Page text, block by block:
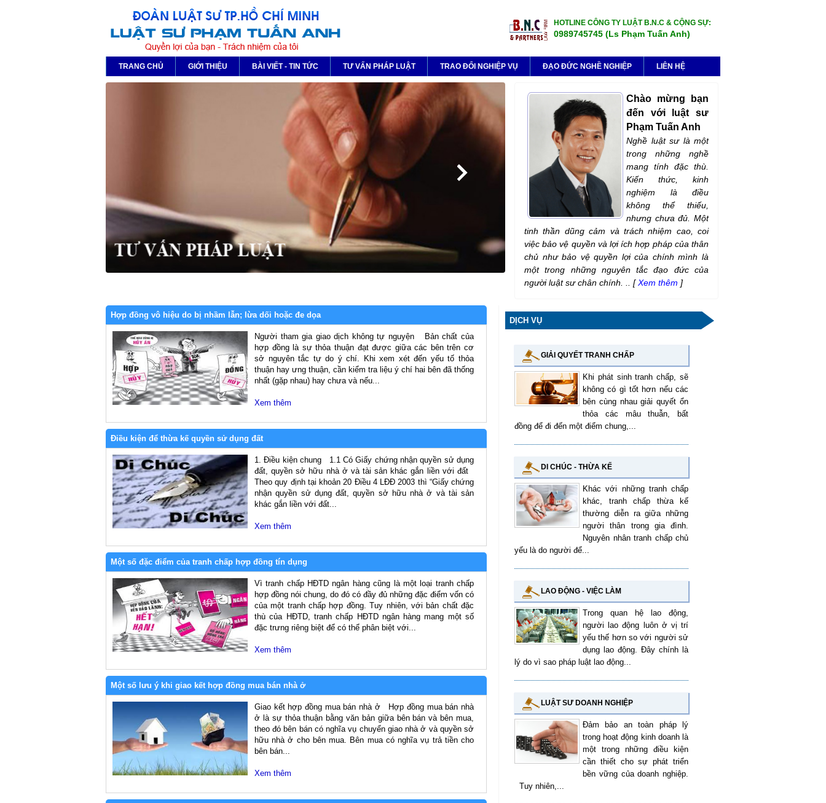
HOTLINE CÔNG TY LUẬT B.N.C & CỘNG SỰ:
0989745745 (Ls Phạm Tuấn Anh)
TRANG CHỦ GIỚI THIỆU BÀI VIẾT - TIN TỨC TƯ VẤN PHÁP LUẬT TRAO ĐỔI NGHIỆP VỤ ĐẠO ĐỨC NGHỀ NGHIỆP LIÊN HỆ
Chào mừng bạn
đến với luật sư
Phạm Tuấn Anh
Nghề luật sư là một
trong những nghề
mang tính đặc thù.
Kiến thức, kinh
nghiệm là điều
không thể thiếu,
nhưng chưa đủ. Một
tinh thần dũng cảm và trách nhiệm cao, coi
việc bảo vệ quyền và lợi ích hợp pháp của thân
chủ như bảo vệ quyền lợi của chính mình là
một trong những nguyên tắc đạo đức của
người luật sư chân chính. .. [Xem thêm ]
DỊCH VỤ
GIẢI QUYẾT TRANH CHẤP
Khi phát sinh tranh chấp, sẽ
không có gì tốt hơn nếu các
bên cùng nhau giải quyết ổn
thỏa các mâu thuẫn, bất
đồng để đi đến một điểm chung,...
DI CHÚC - THỪA KẾ
Khác với những tranh chấp
khác, tranh chấp thừa kế
thường diễn ra giữa những
người thân trong gia đình.
Nguyên nhân tranh chấp chủ
yếu là do người để...
LAO ĐỘNG - VIỆC LÀM
Trong quan hệ lao động,
người lao động luôn ở vị trí
yếu thế hơn so với người sử
dụng lao động. Đây chính là
lý do vì sao pháp luật lao động...
LUẬT SƯ DOANH NGHIỆP
Đảm bảo an toàn pháp lý
trong hoạt động kinh doanh là
một trong những điều kiện
cần thiết cho sự phát triển
bền vững của doanh nghiệp.
Tuy nhiên,...
Hợp đồng vô hiệu do bị nhầm lẫn; lừa dối hoặc đe dọa
Người tham gia giao dịch không tự nguyện Bản chất của
hợp đồng là sự thỏa thuận đạt được giữa các bên trên cơ
sở nguyên tắc tự do ý chí. Khi xem xét đến yếu tố thỏa
thuận hay ưng thuận, cần kiểm tra liệu ý chí hai bên đã thống
nhất (gặp nhau) hay chưa và nếu...
Xem thêm
Điều kiện để thừa kế quyền sử dụng đất
1. Điều kiện chung 1.1 Có Giấy chứng nhận quyền sử dụng
đất, quyền sở hữu nhà ở và tài sản khác gắn liền với đất
Theo quy định tại khoản 20 Điều 4 LĐĐ 2003 thì “Giấy chứng
nhận quyền sử dụng đất, quyền sở hữu nhà ở và tài sản
khác gắn liền với đất...
Xem thêm
Một số đặc điểm của tranh chấp hợp đồng tín dụng
Vì tranh chấp HĐTD ngân hàng cũng là một loại tranh chấp
hợp đồng nói chung, do đó có đầy đủ những đặc điểm vốn có
của một tranh chấp hợp đồng. Tuy nhiên, với bản chất đặc
thù của HĐTD, tranh chấp HĐTD ngân hàng mang một số
đặc trưng riêng biệt để có thể phân biệt với...
Xem thêm
Một số lưu ý khi giao kết hợp đồng mua bán nhà ở
Giao kết hợp đồng mua bán nhà ở Hợp đồng mua bán nhà
ở là sự thỏa thuận bằng văn bản giữa bên bán và bên mua,
theo đó bên bán có nghĩa vụ chuyển giao nhà ở và quyền sở
hữu nhà ở cho bên mua. Bên mua có nghĩa vụ trả tiền cho
bên bán...
Xem thêm